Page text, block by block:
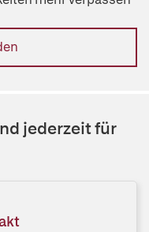
jederzeit für